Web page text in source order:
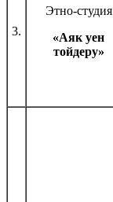
3.
Этно-студия
«Аяк уен
тойдеру»